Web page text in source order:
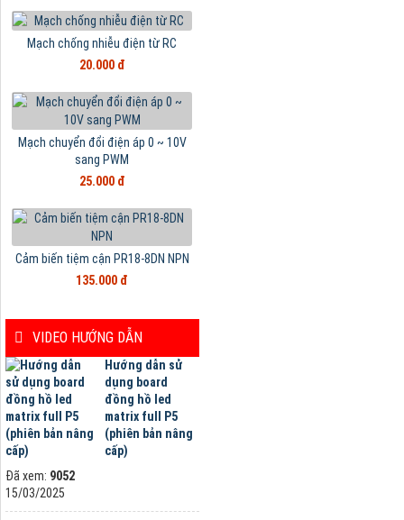
Mạch chống nhiễu điện từ RC
20.000 đ
Mạch chuyển đổi điện áp 0 ~ 10V
sang PWM
25.000 đ
Cảm biến tiệm cận PR18-8DN NPN
135.000 đ
VIDEO HƯỚNG DẪN
Hướng dẫn sử
dụng board
đồng hồ led
matrix full P5
(phiên bản nâng
cấp)
Đã xem: 9052
15/03/2025